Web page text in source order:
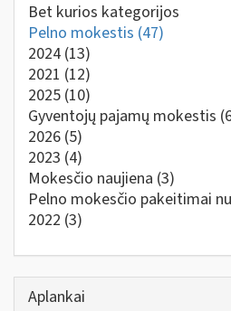
Bet kurios kategorijos
Pelno mokestis (47)
2024 (13)
2021 (12)
2025 (10)
Gyventojų pajamų mokestis
2026 (5)
2023 (4)
Mokesčio naujiena (3)
Pelno mokesčio pakeitimai
2022 (3)
Aplankai